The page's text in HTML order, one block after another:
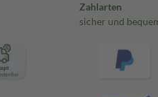
Zahlarten
sicher und